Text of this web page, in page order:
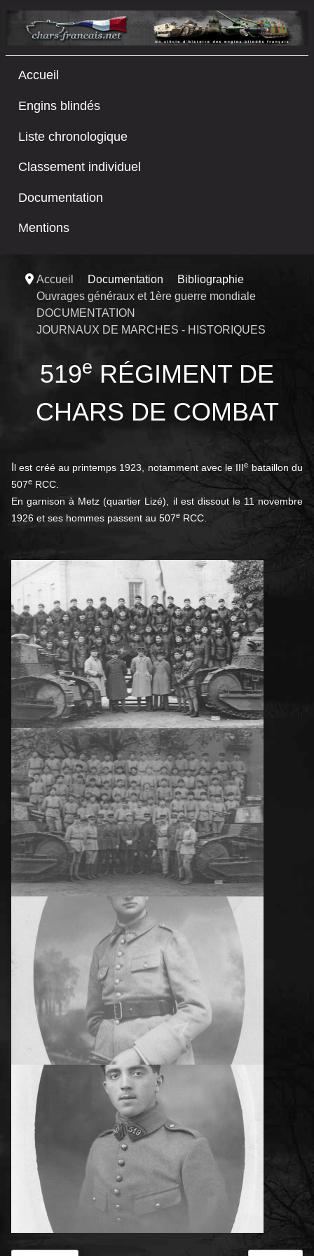
Accueil
Engins blindés
Liste chronologique
Classement individuel
Documentation
Mentions
Accueil Documentation
Bibliographie
Ouvrages généraux et 1ère guerre mondiale
DOCUMENTATION
JOURNAUX DE MARCHES - HISTORIQUES
519e RÉGIMENT DE
CHARS DE COMBAT
l est créé au printemps 1923, notamment avec le IIIe bataillon du
507e RCC.
En garnison à Metz (quartier Lizé), il est dissout le 11 novembre
1926 et ses hommes passent au 507e RCC.